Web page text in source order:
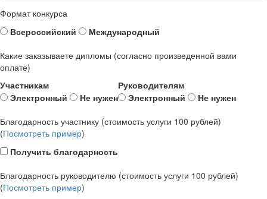
Формат конкурса
Всероссийский
Международный
Какие заказываете дипломы (согласно произведенной вами
оплате)
Участникам
Руководителям
Электронный
Не нужен Электронный
Не нужен
Благодарность участнику (стоимость услуги 100 рублей)
(Посмотреть пример)
Получить благодарность
Благодарность руководителю (стоимость услуги 100 рублей)
(Посмотреть пример)